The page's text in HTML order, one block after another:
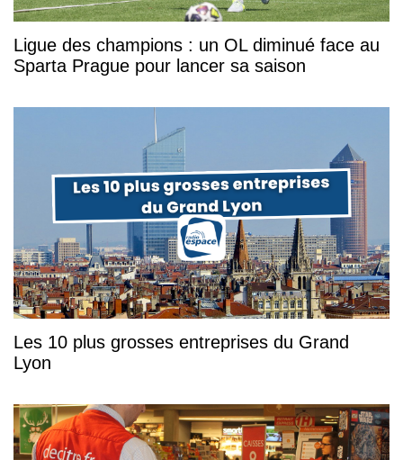
Ligue des champions : un OL diminué face au
Sparta Prague pour lancer sa saison
Les 10 plus grosses entreprises du Grand
Lyon